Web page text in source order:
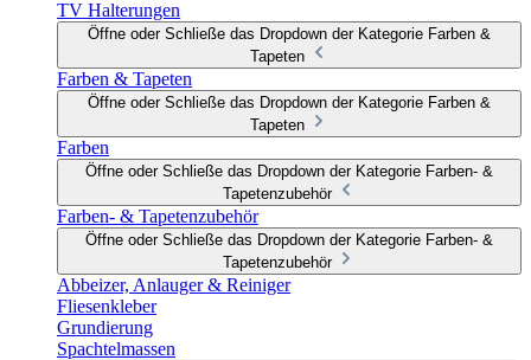
TV Halterungen
Öffne oder Schließe das Dropdown der Kategorie Farben &
Tapeten
Farben & Tapeten
Öffne oder Schließe das Dropdown der Kategorie Farben &
Tapeten
Farben
Öffne oder Schließe das Dropdown der Kategorie Farben- &
Tapetenzubehör
Farben- & Tapetenzubehör
Öffne oder Schließe das Dropdown der Kategorie Farben- &
Tapetenzubehör
Abbeizer, Anlauger & Reiniger
Fliesenkleber
Grundierung
Spachtelmassen